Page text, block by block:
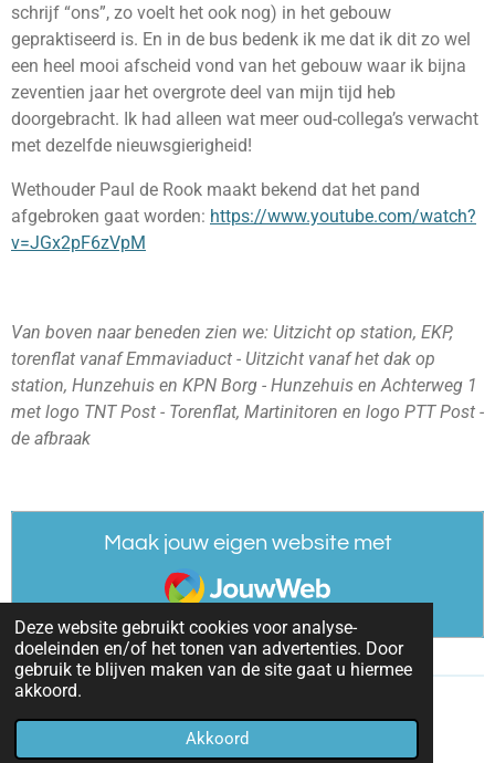
Deze website gebruikt cookies voor analyse-
doeleinden en/of het tonen van advertenties. Door
gebruik te blijven maken van de site gaat u hiermee
akkoord.
Akkoord
schrijf “ons”, zo voelt het ook nog) in het gebouw
gepraktiseerd is. En in de bus bedenk ik me dat ik dit zo wel
een heel mooi afscheid vond van het gebouw waar ik bijna
zeventien jaar het overgrote deel van mijn tijd heb
doorgebracht. Ik had alleen wat meer oud-collega’s verwacht
met dezelfde nieuwsgierigheid!
Wethouder Paul de Rook maakt bekend dat het pand
afgebroken gaat worden: https://www.youtube.com/watch?
v=JGx2pF6zVpM
Van boven naar beneden zien we: Uitzicht op station, EKP,
torenflat vanaf Emmaviaduct - Uitzicht vanaf het dak op
station, Hunzehuis en KPN Borg - Hunzehuis en Achterweg 1
met logo TNT Post - Torenflat, Martinitoren en logo PTT Post -
de afbraak
Maak jouw eigen website met
JouwWeb